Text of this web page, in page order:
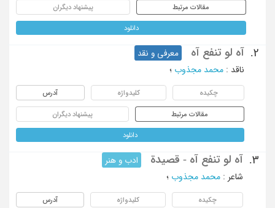
مقالات مرتبط پیشنهاد دیگران
دانلود
2. آه لو تنفع آه
معرفی و نقد
ناقد : محمد مجذوب ؛
چکیده کلیدواژه آدرس
مقالات مرتبط پیشنهاد دیگران
دانلود
3. آه لو تنفع آه - قصیدة
ادب و هنر
شاعر : محمد مجذوب ؛
چکیده کلیدواژه آدرس